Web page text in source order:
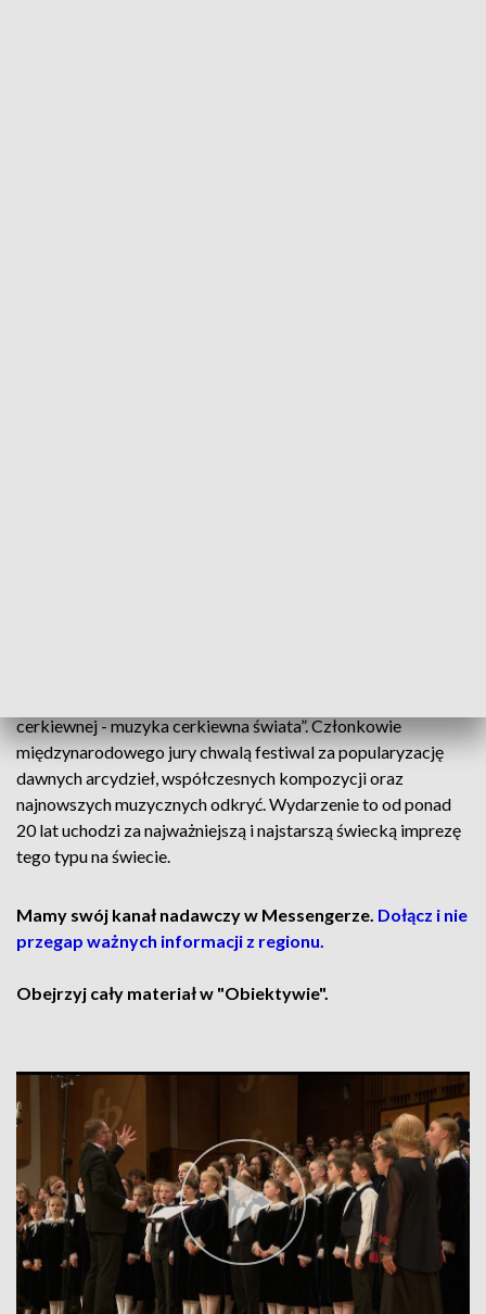
cerkiewnej - muzyka cerkiewna świata”. Członkowie
międzynarodowego jury chwalą festiwal za popularyzację
dawnych arcydzieł, współczesnych kompozycji oraz
najnowszych muzycznych odkryć. Wydarzenie to od ponad
20 lat uchodzi za najważniejszą i najstarszą świecką imprezę
tego typu na świecie.
Mamy swój kanał nadawczy w Messengerze. Dołącz i nie
przegap ważnych informacji z regionu.
Obejrzyj cały materiał w "Obiektywie".